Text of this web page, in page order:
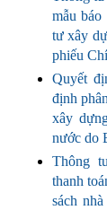
mẫu
tư xây
phiếu
Quyết
định
xây
nước do
Thông
thanh
sách